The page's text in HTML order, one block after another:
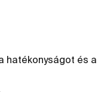
hatékonyságot és